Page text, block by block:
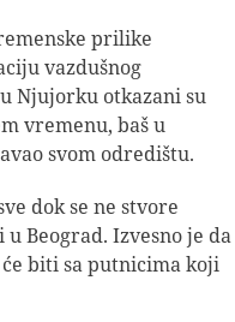
prilike
vazdušnog
Njujorku otkazani su
vremenu, baš u
svom odredištu.
dok se ne stvore
Beograd. Izvesno je da
biti sa putnicima koji